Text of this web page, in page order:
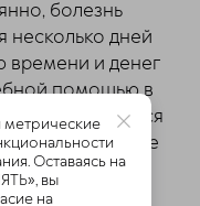
болезнь
несколько дней
времени и денег
помощью в
применяются
направленные
с самим
Оставаясь на
вы
на